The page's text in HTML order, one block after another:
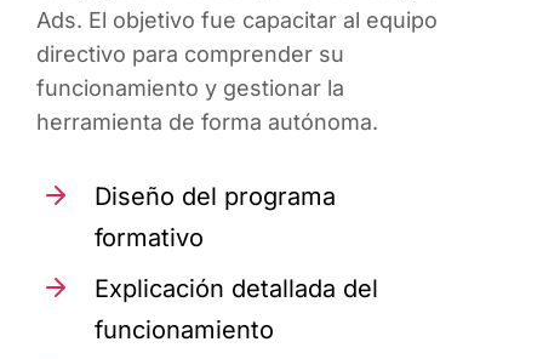
Ads. El objetivo fue capacitar al equipo
directivo para comprender su
funcionamiento y gestionar la
herramienta de forma autónoma.
Diseño del programa
formativo
Explicación detallada del
funcionamiento